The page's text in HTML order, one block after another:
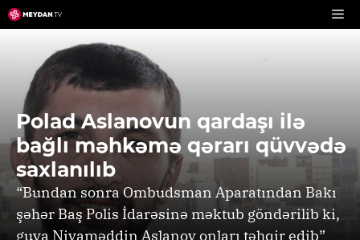
Skip
to
content
Polad Aslanovun qardaşı ilə
bağlı məhkəmə qərarı qüvvədə
saxlanılıb
“Bundan sonra Ombudsman Aparatından Bakı
şəhər Baş Polis İdarəsinə məktub göndərilib ki,
guya Niyaməddin Aslanov onları təhqir edib”